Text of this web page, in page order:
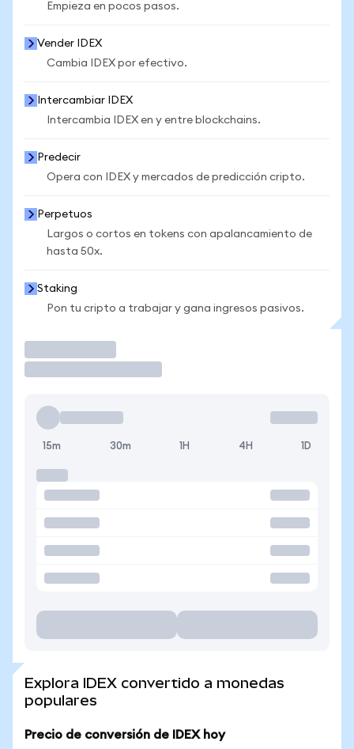
Empieza en pocos pasos.
Vender IDEX
Cambia IDEX por efectivo.
Intercambiar IDEX
Intercambia IDEX en y entre blockchains.
Predecir
Opera con IDEX y mercados de predicción cripto.
Perpetuos
Largos o cortos en tokens con apalancamiento de
hasta 50x.
Staking
Pon tu cripto a trabajar y gana ingresos pasivos.
15m 30m 1H 4H 1D
Explora IDEX convertido a monedas
populares
Precio de conversión de IDEX hoy